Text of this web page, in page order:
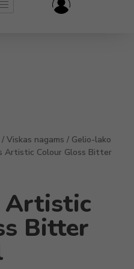
/ Viskas nagams / Gelio-lako
Artistic Colour Gloss Bitter
Artistic
Bitter